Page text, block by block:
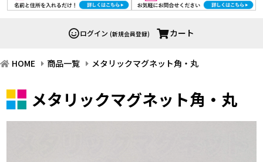
ログイン (新規会員登録) カート
HOME 商品一覧 メタリックマグネット角・丸
メタリックマグネット角・丸